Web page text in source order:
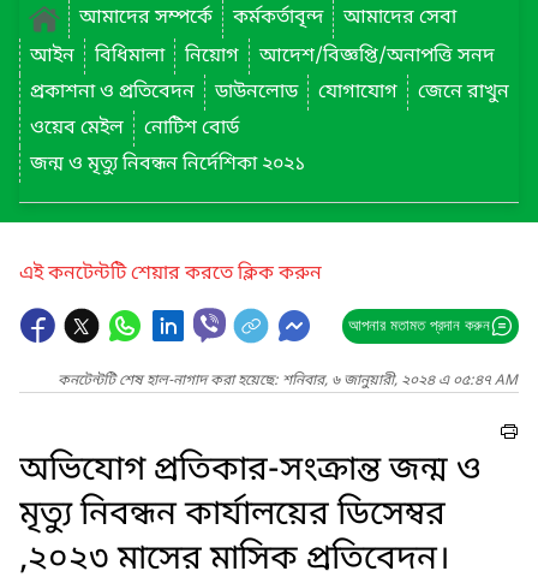
আমাদের সম্পর্কে
কর্মকর্তাবৃন্দ
আমাদের সেবা
আইন
বিধিমালা নিয়োগ
আদেশ/বিজ্ঞপ্তি/অনাপত্তি সনদ
প্রকাশনা ও প্রতিবেদন
ডাউনলোড যোগাযোগ
জেনে রাখুন
ওয়েব মেইল
নোটিশ বোর্ড
জন্ম ও মৃত্যু নিবন্ধন নির্দেশিকা ২০২১
এই কনটেন্টটি শেয়ার করতে ক্লিক করুন
আপনার মতামত প্রদান করুন
কনটেন্টটি শেষ হাল-নাগাদ করা হয়েছে: শনিবার, ৬ জানুয়ারী, ২০২৪ এ ০৫:৪৭ AM
অভিযোগ প্রতিকার-সংক্রান্ত জন্ম ও
মৃত্যু নিবন্ধন কার্যালয়ের ডিসেম্বর
,২০২৩ মাসের মাসিক প্রতিবেদন।